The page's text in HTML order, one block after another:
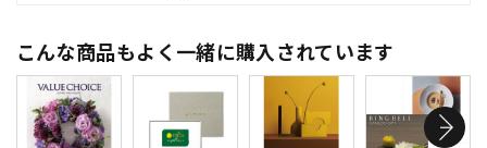
こんな商品もよく一緒に購入されています